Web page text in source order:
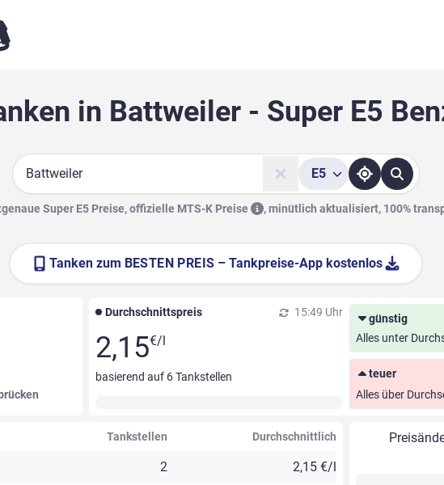
in Battweiler - Super E5
Suche
E5
Super E5 Preise, offizielle MTS-K Preise ,minütlich aktualisiert, 100%
Tanken zum BESTEN PREIS – Tankpreise-App kostenlos
Durchschnittspreis 15:49 Uhr
2,15€/l
basierend auf 6Tankstellen
günstig
Alles unter
teuer
Alles über
Tankstellen Durchschnittlich
2 2,15 €/l